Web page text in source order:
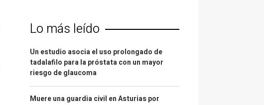
Lo más leído
Un estudio asocia el uso prolongado de
tadalafilo para la próstata con un mayor
riesgo de glaucoma
Muere una guardia civil en Asturias por